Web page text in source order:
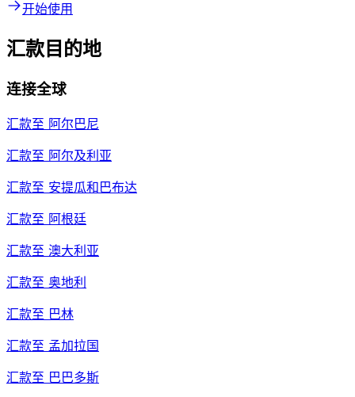
开始使用
汇款目的地
连接全球
汇款至 阿尔巴尼
汇款至 阿尔及利亚
汇款至 安提瓜和巴布达
汇款至 阿根廷
汇款至 澳大利亚
汇款至 奥地利
汇款至 巴林
汇款至 孟加拉国
汇款至 巴巴多斯